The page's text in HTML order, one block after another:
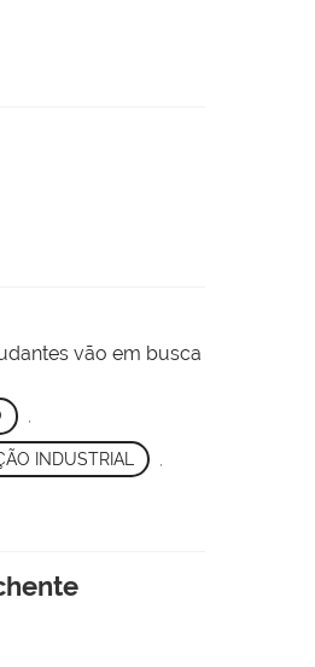
vão em busca
,
INDUSTRIAL